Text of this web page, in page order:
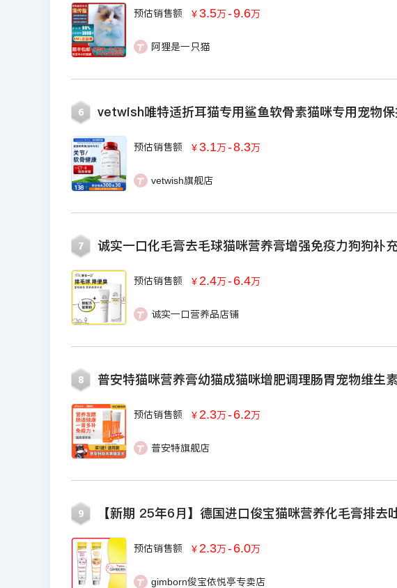
预估销售额 ￥ 3.5万-9.6万
阿狸是一只猫
6 vetwish唯特适折耳猫专用鲨鱼软骨素猫咪专用宠物
预估销售额 ￥ 3.1万-8.3万
vetwish旗舰店
7 诚实一口化毛膏去毛球猫咪营养膏增强免疫力狗狗补
预估销售额 ￥ 2.4万-6.4万
诚实一口营养品店铺
8 普安特猫咪营养膏幼猫成猫咪增肥调理肠胃宠物维生
预估销售额 ￥ 2.3万-6.2万
普安特旗舰店
9 【新期 25年6月】德国进口俊宝猫咪营养化毛膏排去
预估销售额 ￥ 2.3万-6.0万
gimborn俊宝依悦亭专卖店